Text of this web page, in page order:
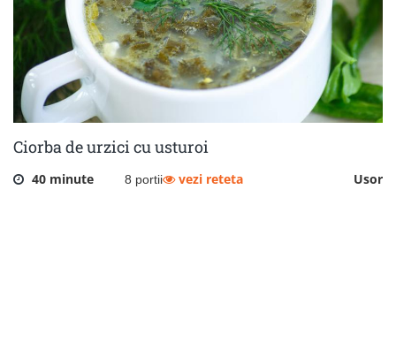
Ciorba de urzici cu usturoi
40 minute 8 portii Usor
vezi reteta